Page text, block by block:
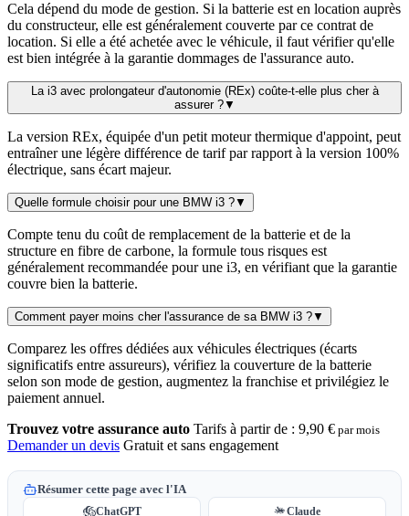
Cela dépend du mode de gestion. Si la batterie est en location auprès
du constructeur, elle est généralement couverte par ce contrat de
location. Si elle a été achetée avec le véhicule, il faut vérifier qu'elle
est bien intégrée à la garantie dommages de l'assurance auto.
La i3 avec prolongateur d'autonomie (REx) coûte-t-elle plus cher à
assurer ?▼
La version REx, équipée d'un petit moteur thermique d'appoint, peut
entraîner une légère différence de tarif par rapport à la version 100%
électrique, sans écart majeur.
Quelle formule choisir pour une BMW i3 ?▼
Compte tenu du coût de remplacement de la batterie et de la
structure en fibre de carbone, la formule tous risques est
généralement recommandée pour une i3, en vérifiant que la garantie
couvre bien la batterie.
Comment payer moins cher l'assurance de sa BMW i3 ?▼
Comparez les offres dédiées aux véhicules électriques (écarts
significatifs entre assureurs), vérifiez la couverture de la batterie
selon son mode de gestion, augmentez la franchise et privilégiez le
paiement annuel.
Trouvez votre assurance auto Tarifs à partir de : 9,90 € par mois
Demander un devis Gratuit et sans engagement
Résumer cette page avec l'IA
ChatGPT Claude